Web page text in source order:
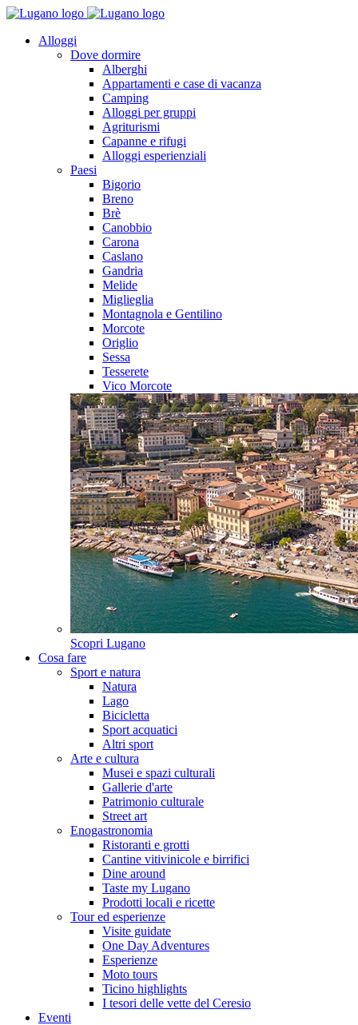
Alloggi
Dove dormire
Alberghi
Appartamenti e case di vacanza
Camping
Alloggi per gruppi
Agriturismi
Capanne e rifugi
Alloggi esperienziali
Paesi
Bigorio
Breno
Brè
Canobbio
Carona
Caslano
Gandria
Melide
Miglieglia
Montagnola e Gentilino
Morcote
Origlio
Sessa
Tesserete
Vico Morcote
Scopri Lugano
Cosa fare
Sport e natura
Natura
Lago
Bicicletta
Sport acquatici
Altri sport
Arte e cultura
Musei e spazi culturali
Gallerie d'arte
Patrimonio culturale
Street art
Enogastronomia
Ristoranti e grotti
Cantine vitivinicole e birrifici
Dine around
Taste my Lugano
Prodotti locali e ricette
Tour ed esperienze
Visite guidate
One Day Adventures
Esperienze
Moto tours
Ticino highlights
I tesori delle vette del Ceresio
Eventi